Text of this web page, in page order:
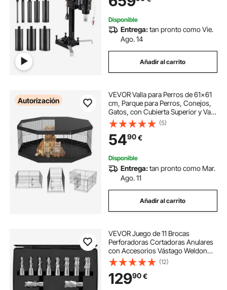
Disponible
Entrega:tan pronto como Vie.
Ago. 14
Añadir al carrito
Autorización
VEVOR Valla para Perros de 61x61
cm, Parque para Perros, Conejos,
Gatos, con Cubierta Superior y Valla
para Mascotas Pequeñas y
Medianas, 8 Paneles de Metal
Plegables para Acampar en Interior
Exterior
(5)
5490€
Disponible
Entrega:tan pronto como Mar.
Ago. 11
Añadir al carrito
VEVOR Juego de 11 Brocas
Perforadoras Cortadoras Anulares
con Accesorios Vástago Weldon
Diámetro 11-27 mm Profundidad de
25 mm en Acero Rápido HSS
Accesorios para Perforación
Magnética en Metales
(12)
12990€